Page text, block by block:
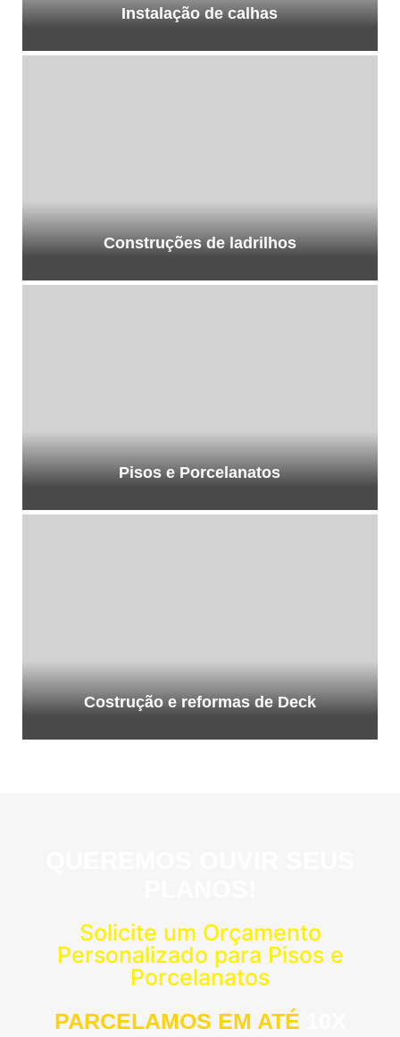
Instalação de calhas
Construções de ladrilhos
Pisos e Porcelanatos
Costrução e reformas de Deck
Solicite um Orçamento
Personalizado para Pisos e
Porcelanatos
PARCELAMOS EM ATÉ